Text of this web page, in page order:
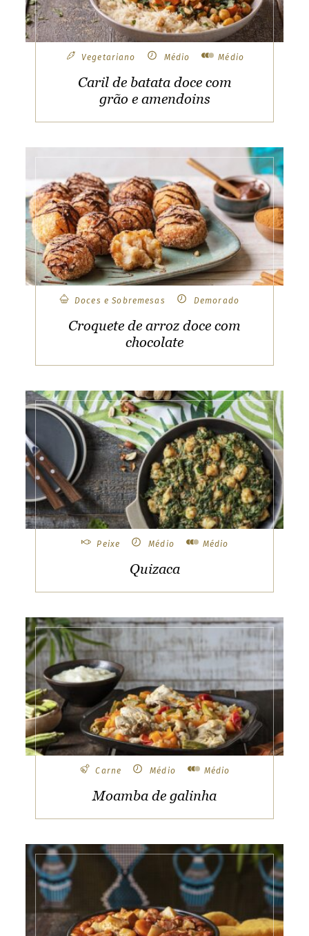
Vegetariano Médio Médio
Caril de batata doce com
grão e amendoins
Doces e Sobremesas Demorado
Croquete de arroz doce com
chocolate
Peixe Médio Médio
Quizaca
Carne Médio Médio
Moamba de galinha